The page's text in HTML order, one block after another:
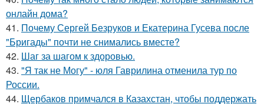
онлайн дома?
41. Почему Сергей Безруков и Екатерина Гусева после
"Бригады" почти не снимались вместе?
42. Шаг за шагом к здоровью.
43. "Я так не Могу" - юля Гаврилина отменила тур по
России.
44. Щербаков примчался в Казахстан, чтобы поддержать